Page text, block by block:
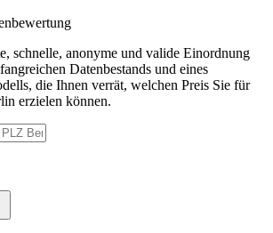
schnelle, anonyme und valide Einordnung
Datenbestands und eines
die Ihnen verrät, welchen Preis Sie für
erzielen können.